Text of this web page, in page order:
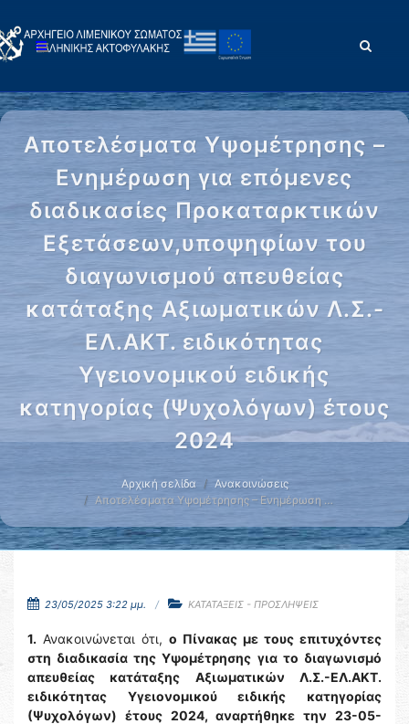
Αποτελέσματα Υψομέτρησης –
Ενημέρωση για επόμενες
διαδικασίες Προκαταρκτικών
Εξετάσεων,υποψηφίων του
διαγωνισμού απευθείας
κατάταξης Αξιωματικών Λ.Σ.-
ΕΛ.ΑΚΤ. ειδικότητας
Υγειονομικού ειδικής
κατηγορίας (Ψυχολόγων) έτους
2024
Αρχική σελίδα
Ανακοινώσεις
Αποτελέσματα Υψομέτρησης – Ενημέρωση …
23/05/2025 3:22 μμ. ΚΑΤΑΤΑΞΕΙΣ - ΠΡΟΣΛΗΨΕΙΣ
1. Ανακοινώνεται ότι, o Πίνακας με τους επιτυχόντες
στη διαδικασία της Υψομέτρησης για το διαγωνισμό
απευθείας κατάταξης Αξιωματικών Λ.Σ.-ΕΛ.ΑΚΤ.
ειδικότητας Υγειονομικού ειδικής κατηγορίας
(Ψυχολόγων) έτους 2024, αναρτήθηκε την 23-05-